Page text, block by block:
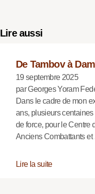
Lire aussi
De Tambov à
19 septembre 2025
par Georges Yoram
Dans le cadre de mon
ans, plusieurs centaines
de force, pour le Centre
Anciens Combattants
Lire la suite